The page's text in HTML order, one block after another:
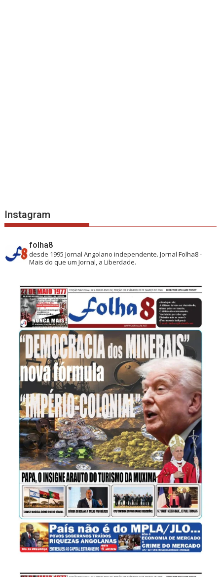
Instagram
folha8
desde 1995 Jornal Angolano independente.Jornal Folha8 -
Mais do que um Jornal, a Liberdade.